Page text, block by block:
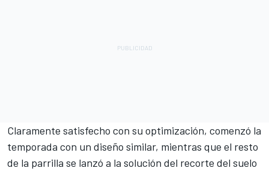
Claramente satisfecho con su optimización, comenzó la
temporada con un diseño similar, mientras que el resto
de la parrilla se lanzó a la solución del recorte del suelo